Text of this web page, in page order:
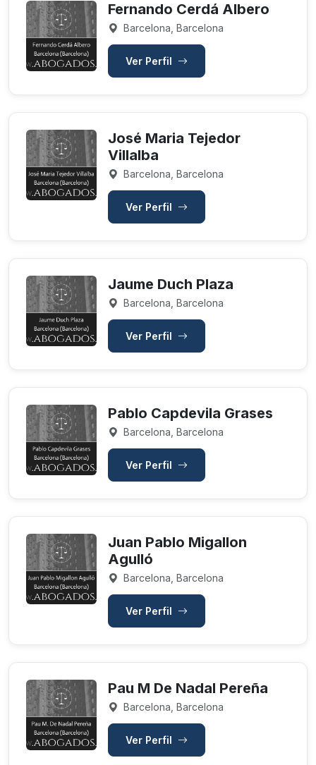
Fernando Cerdá Albero
Barcelona, Barcelona
Ver Perfil
José Maria Tejedor
Villalba
Barcelona, Barcelona
Ver Perfil
Jaume Duch Plaza
Barcelona, Barcelona
Ver Perfil
Pablo Capdevila Grases
Barcelona, Barcelona
Ver Perfil
Juan Pablo Migallon
Agulló
Barcelona, Barcelona
Ver Perfil
Pau M De Nadal Pereña
Barcelona, Barcelona
Ver Perfil